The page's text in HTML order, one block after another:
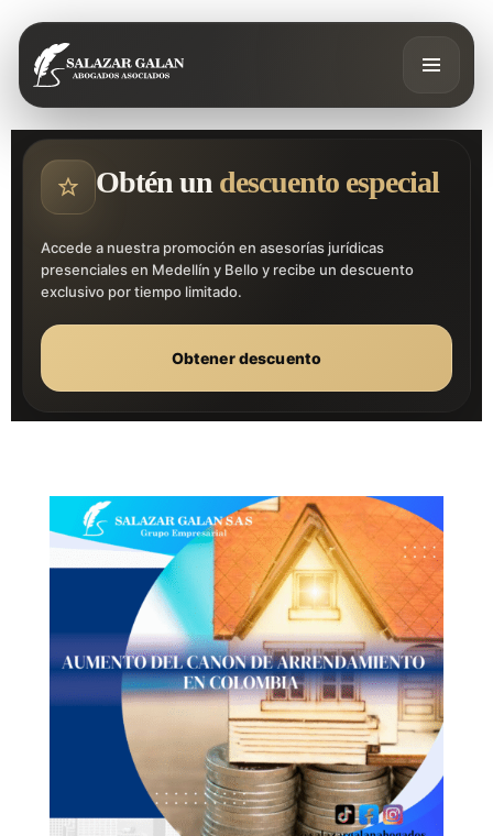
Obtén un descuento especial
Accede a nuestra promoción en asesorías jurídicas
presenciales en Medellín y Bello y recibe un descuento
exclusivo por tiempo limitado.
Obtener descuento